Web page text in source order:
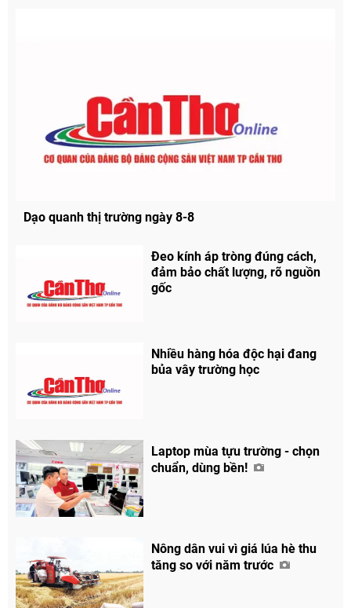
Dạo quanh thị trường ngày 8-8
Đeo kính áp tròng đúng cách,
đảm bảo chất lượng, rõ nguồn
gốc
Nhiều hàng hóa độc hại đang
bủa vây trường học
Laptop mùa tựu trường - chọn
chuẩn, dùng bền!
Nông dân vui vì giá lúa hè thu
tăng so với năm trước